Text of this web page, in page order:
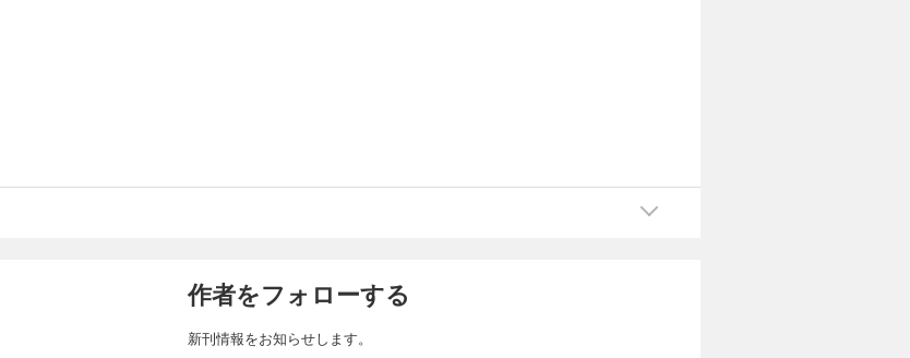
作者をフォローする
新刊情報をお知らせします。